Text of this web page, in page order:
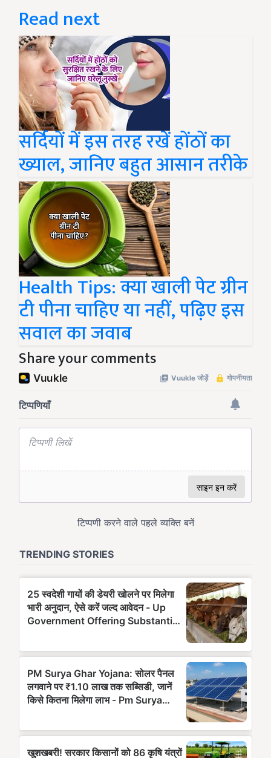
Read next
सर्दियों में इस तरह रखें होंठों का
ख्याल, जानिए बहुत आसान तरीके
Health Tips: क्या खाली पेट ग्रीन
टी पीना चाहिए या नहीं, पढ़िए इस
सवाल का जवाब
Share your comments